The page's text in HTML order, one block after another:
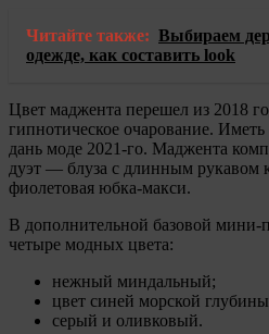
Читайте также: Выбираем
одежде, как составить look
Цвет маджента перешел из 2018
гипнотическое очарование.
дань моде 2021-го. Маджента
дуэт — блуза с длинным рукавом
фиолетовая юбка-макси.
В дополнительной базовой мини-
четыре модных цвета:
нежный миндальный;
цвет синей морской
серый и оливковый.